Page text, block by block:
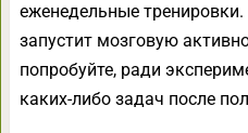
еженедельные
запустит мозговую
попробуйте, ради
каких-либо задач после